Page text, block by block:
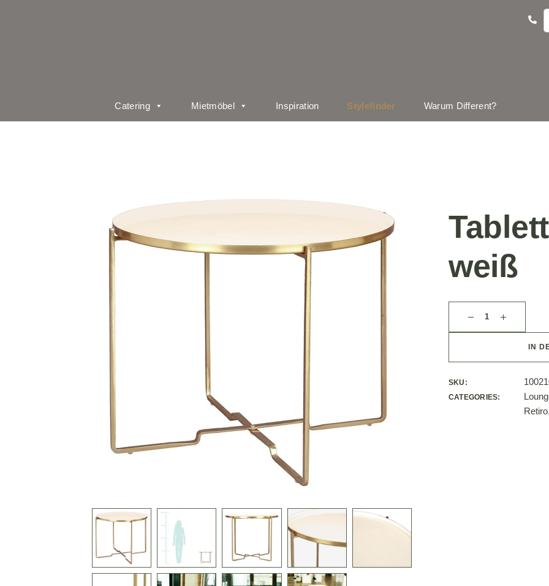
Catering Mietmöbel Inspiration Stylefinder Warum Different?
weiß
IN
SKU:
CATEGORIES:
Retiro